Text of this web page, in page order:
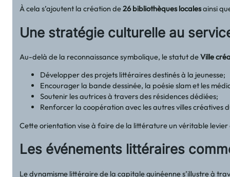
À cela s’ajoutent la création de26 bibliothèques localesainsi
Une stratégie culturelle au
Au-delà de la reconnaissance symbolique, le statut deVille
Développer des projets littéraires destinés à la jeunesse;
Encourager la bande dessinée, la poésie slam et les
Soutenir les autrices à travers des résidences dédiées;
Renforcer la coopération avec les autres villes créatives
Cette orientation vise à faire de la littérature un véritable levier
Les événements littéraires
Le dynamisme littéraire de la capitale guinéenne s’illustre à